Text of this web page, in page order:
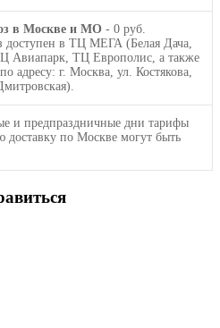
в Москве и МО - 0 руб.
доступен в ТЦ МЕГА (Белая Дача,
Авиапарк, ТЦ Европолис, а также
по адресу: г. Москва, ул. Костякова,
и предпраздничные дни тарифы
доставку по Москве могут быть